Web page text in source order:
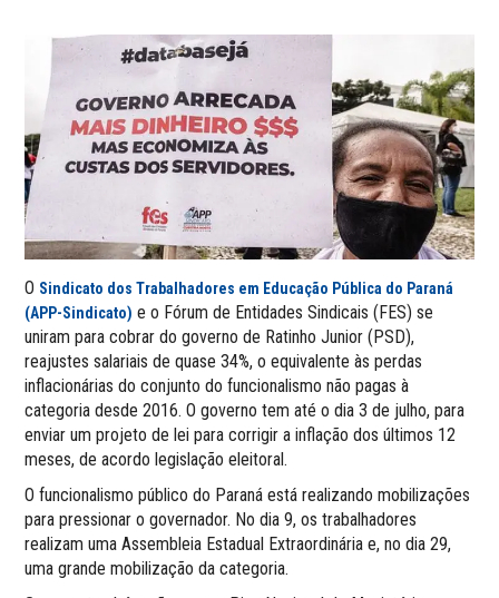
O Sindicato dos Trabalhadores em Educação Pública do Paraná
(APP-Sindicato) e o Fórum de Entidades Sindicais (FES) se
uniram para cobrar do governo de Ratinho Junior (PSD),
reajustes salariais de quase 34%, o equivalente às perdas
inflacionárias do conjunto do funcionalismo não pagas à
categoria desde 2016. O governo tem até o dia 3 de julho, para
enviar um projeto de lei para corrigir a inflação dos últimos 12
meses, de acordo legislação eleitoral.
O funcionalismo público do Paraná está realizando mobilizações
para pressionar o governador. No dia 9, os trabalhadores
realizam uma Assembleia Estadual Extraordinária e, no dia 29,
uma grande mobilização da categoria.